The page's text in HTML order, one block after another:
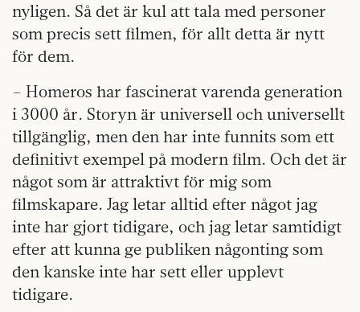
nyligen. Så det är kul att tala med personer
som precis sett filmen, för allt detta är nytt
för dem.
– Homeros har fascinerat varenda generation
i 3000 år. Storyn är universell och universellt
tillgänglig, men den har inte funnits som ett
definitivt exempel på modern film. Och det är
något som är attraktivt för mig som
filmskapare. Jag letar alltid efter något jag
inte har gjort tidigare, och jag letar samtidigt
efter att kunna ge publiken någonting som
den kanske inte har sett eller upplevt
tidigare.